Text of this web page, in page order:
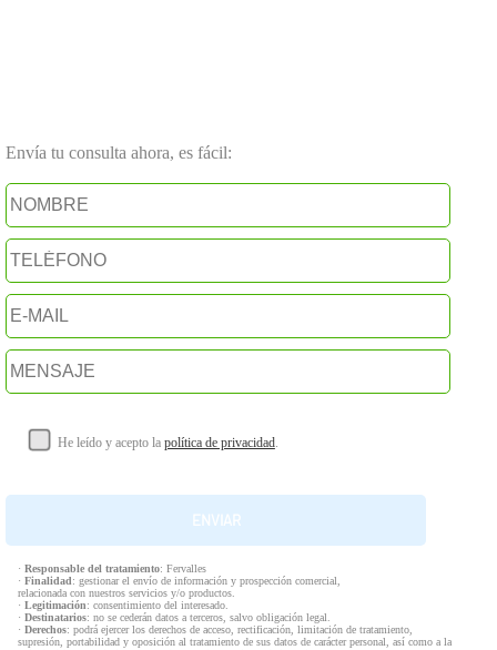
Envía tu consulta ahora, es fácil:
He leído y acepto la política de privacidad.
· Responsable del tratamiento: Fervalles
· Finalidad: gestionar el envío de información y prospección comercial,
relacionada con nuestros servicios y/o productos.
· Legitimación: consentimiento del interesado.
· Destinatarios: no se cederán datos a terceros, salvo obligación legal.
· Derechos: podrá ejercer los derechos de acceso, rectificación, limitación de tratamiento,
supresión, portabilidad y oposición al tratamiento de sus datos de carácter personal, así como a la